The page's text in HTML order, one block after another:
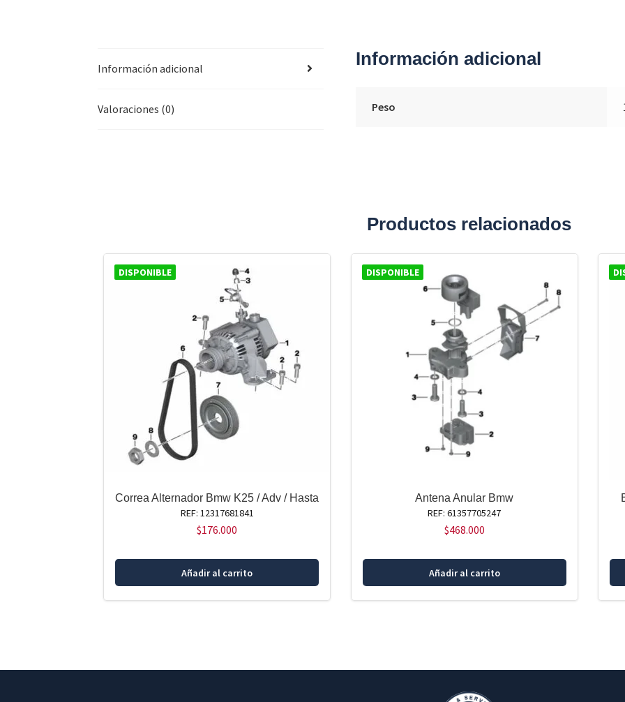
Información adicional
Valoraciones (0)
Información adicional
Peso
Productos relacionados
DISPONIBLE
Correa Alternador Bmw K25 / Adv / Hasta
REF: 12317681841
$176.000
Añadir al carrito
DISPONIBLE
Antena Anular Bmw
REF: 61357705247
$468.000
Añadir al carrito